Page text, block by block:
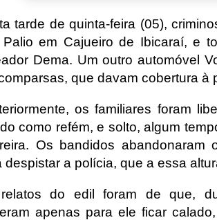
tarde de quinta-feira (05),
Palio em Cajueiro de Ibicaraí, e
Dema. Um outro automóvel
que davam cobertura à
os familiares foram
como refém, e solto, algum
Os bandidos
despistar a polícia, que a essa
do edil foram de que,
apenas para ele ficar